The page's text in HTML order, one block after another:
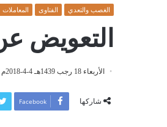
الغصب والتعدي الفتاوى المعاملات
التعويض
الأربعاء 18 رجب 1439هـ 4-4-2018م
شاركها Facebook